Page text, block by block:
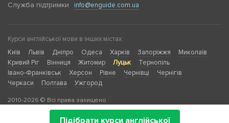
Підібрати курси англійської
Служба підтримки info@enguide.com.ua
Курси англійської мови в інших містах:
Київ
Львів Дніпро Одеса Харків Запоріжжя
Миколаїв
Кривий Ріг
Вінниця Житомир Луцьк
Тернопіль
Івано-Франківськ
Херсон Рівне Чернівці
Чернігів
Черкаси
Полтава Ужгород
2010-2026 © Всі права захищено